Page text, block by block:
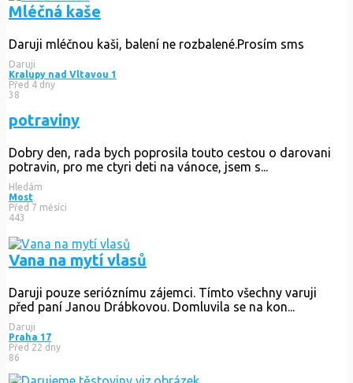
Mléčná kaše
Daruji mléčnou kaši, balení ne rozbalené.Prosím sms
Daruji
Kralupy nad Vltavou 1
Před 4 dny
38
potraviny
Dobry den, rada bych poprosila touto cestou o darovani
potravin, pro me ctyri deti na vánoce, jsem s...
Hledám
Most
Před 7 měsíci
443
Vana na mytí vlasů
Daruji pouze serióznímu zájemci. Tímto všechny varuji
před paní Janou Drábkovou. Domluvila se na kon...
Daruji
Praha 17
Před 22 dny
86